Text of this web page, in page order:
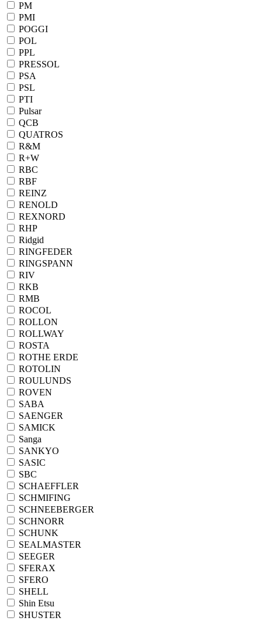
PM
PMI
POGGI
POL
PPL
PRESSOL
PSA
PSL
PTI
Pulsar
QCB
QUATROS
R&M
R+W
RBC
RBF
REINZ
RENOLD
REXNORD
RHP
Ridgid
RINGFEDER
RINGSPANN
RIV
RKB
RMB
ROCOL
ROLLON
ROLLWAY
ROSTA
ROTHE ERDE
ROTOLIN
ROULUNDS
ROVEN
SABA
SAENGER
SAMICK
Sanga
SANKYO
SASIC
SBC
SCHAEFFLER
SCHMIFING
SCHNEEBERGER
SCHNORR
SCHUNK
SEALMASTER
SEEGER
SFERAX
SFERO
SHELL
Shin Etsu
SHUSTER